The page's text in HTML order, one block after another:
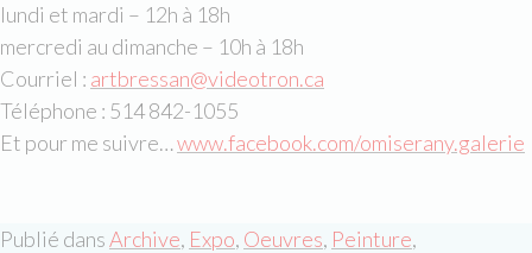
lundi et mardi – 12h à 18h
mercredi au dimanche – 10h à 18h
Courriel : artbressan@videotron.ca
Téléphone : 514 842-1055
Et pour me suivre…www.facebook.com/omiserany.galerie
Publié dansArchive, Expo, Oeuvres, Peinture,